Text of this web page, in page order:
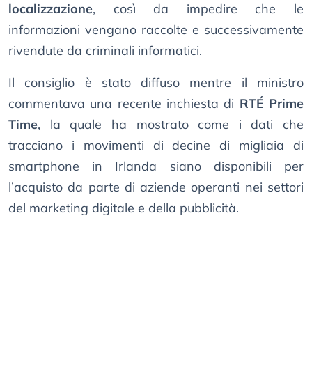
localizzazione, così da impedire che le
informazioni vengano raccolte e successivamente
rivendute da criminali informatici.
Il consiglio è stato diffuso mentre il ministro
commentava una recente inchiesta di RTÉ Prime
Time, la quale ha mostrato come i dati che
tracciano i movimenti di decine di migliaia di
smartphone in Irlanda siano disponibili per
l’acquisto da parte di aziende operanti nei settori
del marketing digitale e della pubblicità.